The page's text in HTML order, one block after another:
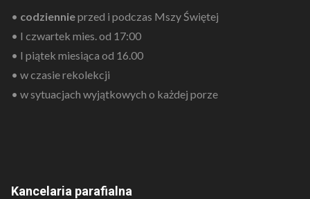
• codziennieprzed i podczas Mszy Świętej
• I czwartek mies. od 17:00
• I piątek miesiąca od 16.00
• w czasie rekolekcji
• w sytuacjach wyjątkowych o każdej porze
Kancelaria parafialna